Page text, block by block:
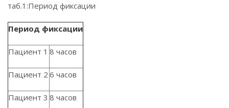
таб.1:Период фиксации
Период фиксации
Пациент 1 8 часов
Пациент 2 6 часов
Пациент 3 8 часов